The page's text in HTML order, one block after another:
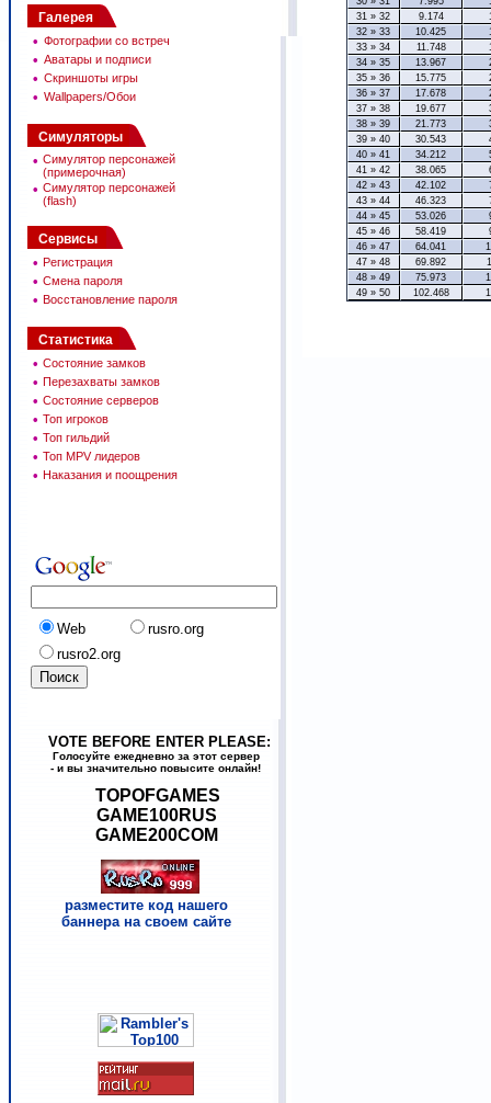
Галерея
• Фотографии со встреч
• Аватары и подписи
• Скриншоты игры
• Wallpapers/Обои
Симуляторы
• Симулятор персонажей
(примерочная)
• Симулятор персонажей
(flash)
Сервисы
• Регистрация
• Смена пароля
• Восстановление пароля
Статистика
• Состояние замков
• Перезахваты замков
• Состояние серверов
• Топ игроков
• Топ гильдий
• Топ MPV лидеров
• Наказания и поощрения
Web
rusro.org
rusro2.org
VOTE BEFORE ENTER PLEASE:
Голосуйте ежедневно за этот сервер
- и вы значительно повысите онлайн!
TOPOFGAMES
GAME100RUS
GAME200COM
разместите код нашего
баннера на своем сайте
31 » 32
9.174
32 » 33
10.425
33 » 34
11.748
34 » 35
13.967
35 » 36
15.775
36 » 37
17.678
37 » 38
19.677
38 » 39
21.773
39 » 40
30.543
40 » 41
34.212
41 » 42
38.065
42 » 43
42.102
43 » 44
46.323
44 » 45
53.026
45 » 46
58.419
46 » 47
64.041
47 » 48
69.892
48 » 49
75.973
49 » 50
102.468